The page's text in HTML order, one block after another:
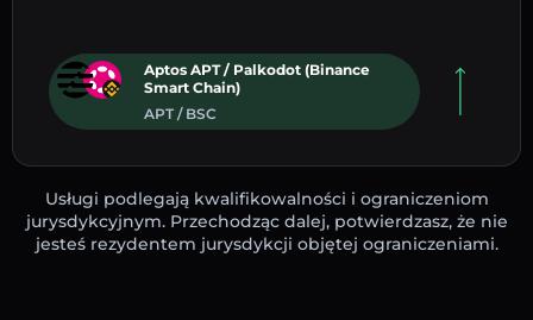
Aptos APT / Palkodot (Binance
Smart Chain)
APT / BSC
Usługi podlegają kwalifikowalności i ograniczeniom
jurysdykcyjnym. Przechodząc dalej, potwierdzasz, że nie
jesteś rezydentem jurysdykcji objętej ograniczeniami.